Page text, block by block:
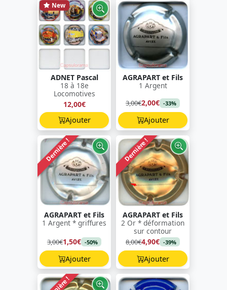
New
ADNET Pascal
18 à 18e
Locomotives
12,00€
Ajouter
AGRAPART et Fils
1 Argent
3,00€2,00€ -33%
Ajouter
Dernière !
AGRAPART et Fils
1 Argent * griffures
3,00€1,50€ -50%
Ajouter
Dernière !
AGRAPART et Fils
2 Or * déformation
sur contour
8,00€4,90€ -39%
Ajouter